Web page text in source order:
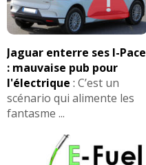
Jaguar enterre ses I-Pace
: mauvaise pub pour
l'électrique : C’est un
scénario qui alimente les
fantasme ...